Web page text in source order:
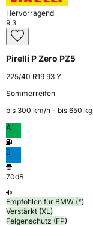
Hervorragend
9,3
Pirelli P Zero PZ5
225/40 R19 93 Y
Sommerreifen
bis 300 km⁠/⁠h - bis 650 kg
A
B
70dB
Empfohlen für BMW (*)
Verstärkt (XL)
Felgenschutz (FP)